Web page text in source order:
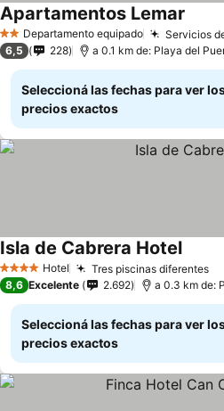
2 EstrellasDepartamento equipado Servicios
Apartamentos Lemar
6,5 228 a 0.1 km de: Playa del
Seleccioná las fechas para ver
precios exactos
4 EstrellasHotel Tres piscinas diferentes
Isla de Cabrera Hotel
8,6 Excelente 2.692 a 0.3 km de:
Seleccioná las fechas para ver
precios exactos